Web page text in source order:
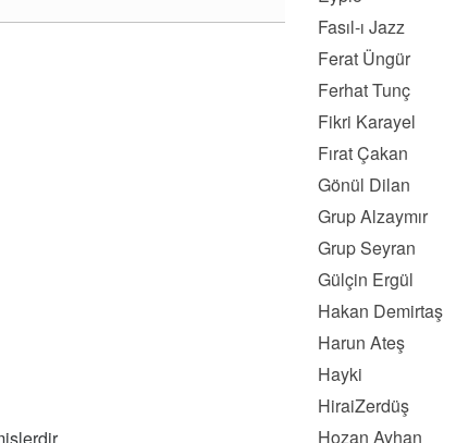
Fasıl-ı Jazz
Ferat Üngür
Ferhat Tunç
Fikri Karayel
Fırat Çakan
Gönül Dilan
Grup Alzaymır
Grup Seyran
Gülçin Ergül
Hakan Demirtaş
Harun Ateş
Hayki
HiraiZerdüş
Hozan Ayhan